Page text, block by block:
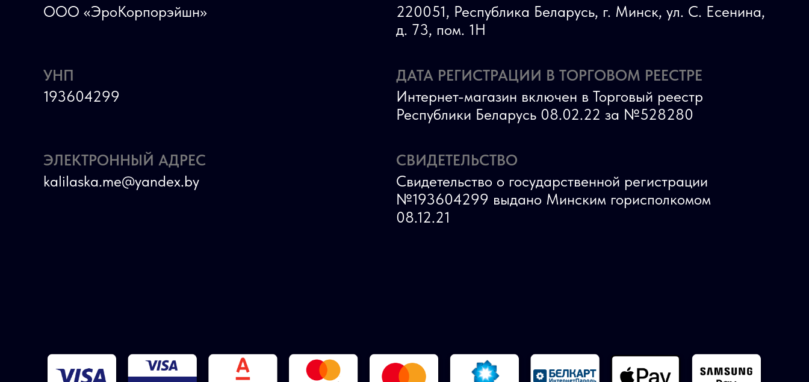
УНП
193604299
СВИДЕТЕЛЬСТВО
Свидетельство о государственной регистрации
№193604299 выдано Минским горисполкомом
08.12.21
ДАТА РЕГИСТРАЦИИ В ТОРГОВОМ РЕЕСТРЕ
Интернет-магазин включен в Торговый реестр
Республики Беларусь 08.02.22 за №528280
ЭЛЕКТРОННЫЙ АДРЕС
kalilaska.me@yandex.by
220051, Республика Беларусь, г. Минск, ул. С. Есенина,
д. 73, пом. 1Н
ООО «ЭроКорпорэйшн»